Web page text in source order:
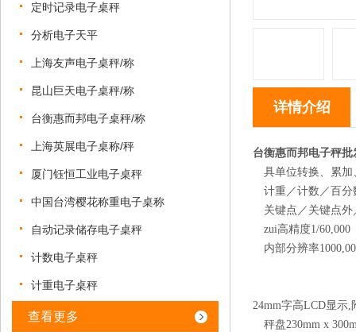
定时记录电子桌秤
分析电子天平
上海友声电子桌秤/称
昆山巨天电子桌秤/称
台衡惠而邦电子桌秤/称
上海英展电子桌称/秤
厦门钰恒工业电子桌秤
中国台湾樱花称重电子桌称
自动记录储存电子桌秤
计数电子桌秤
计重电子桌秤
查看更多
详情介绍
台衡惠而邦电子秤批
具单位转换、累加
计重／计数／百分
关键点／关键点外
zui高精度1/60,000
内部分辨率
24mm字高LCD显示
秤盘230mm x